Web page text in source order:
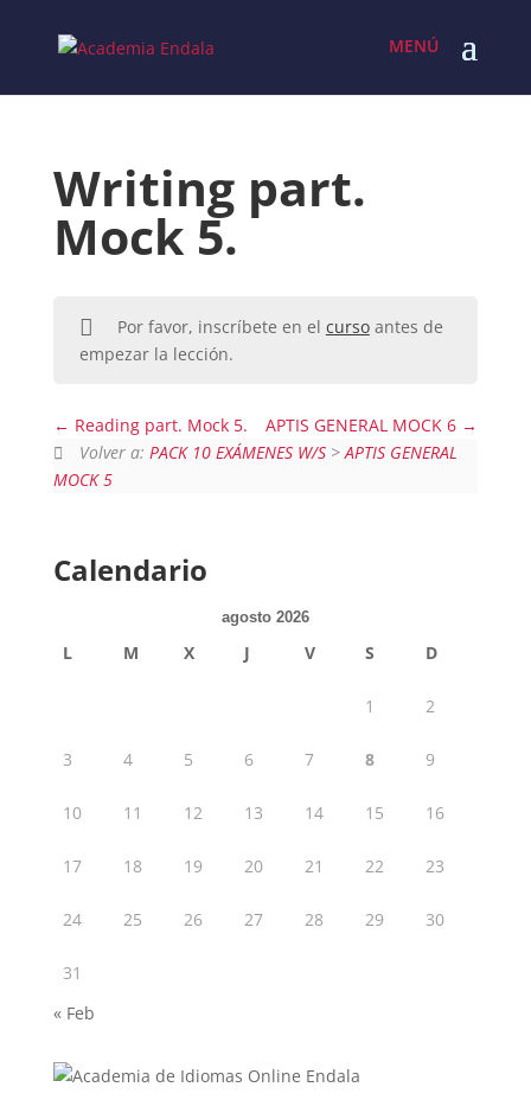
content
Writing part.
Mock 5.
Por favor, inscríbete en el cursoantes de
empezar la lección.
Reading part. Mock 5.
APTIS GENERAL MOCK 6
Volver a: PACK 10 EXÁMENES W/S >APTIS GENERAL
MOCK 5
Calendario
agosto 2026
L M X J V S D
1 2
3 4 5 6 7 8 9
10 11 12 13 14 15 16
17 18 19 20 21 22 23
24 25 26 27 28 29 30
31
« Feb